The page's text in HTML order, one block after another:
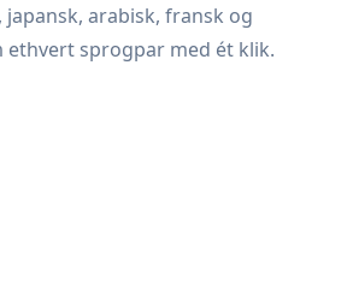
japansk, arabisk, fransk og
ethvert sprogpar med ét klik.